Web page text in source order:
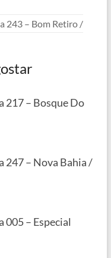
243 – Bom Retiro /
217 – Bosque Do
247 – Nova Bahia /
005 – Especial